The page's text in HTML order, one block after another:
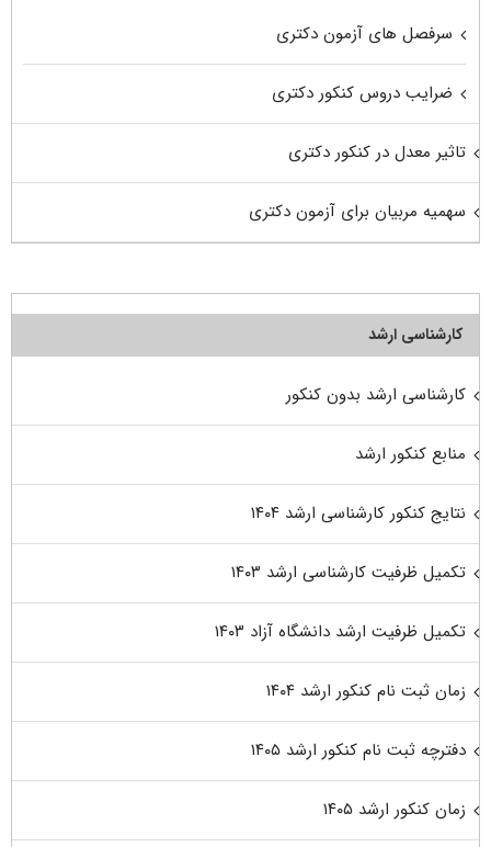
سرفصل های آزمون دکتری
ضرایب دروس کنکور دکتری
تاثیر معدل در کنکور دکتری
سهمیه مربیان برای آزمون دکتری
کارشناسی ارشد
کارشناسی ارشد بدون کنکور
منابع کنکور ارشد
نتایج کنکور کارشناسی ارشد ۱۴۰۴
تکمیل ظرفیت کارشناسی ارشد ۱۴۰۳
تکمیل ظرفیت ارشد دانشگاه آزاد ۱۴۰۳
زمان ثبت نام کنکور ارشد ۱۴۰۴
دفترچه ثبت نام کنکور ارشد ۱۴۰۵
زمان کنکور ارشد ۱۴۰۵